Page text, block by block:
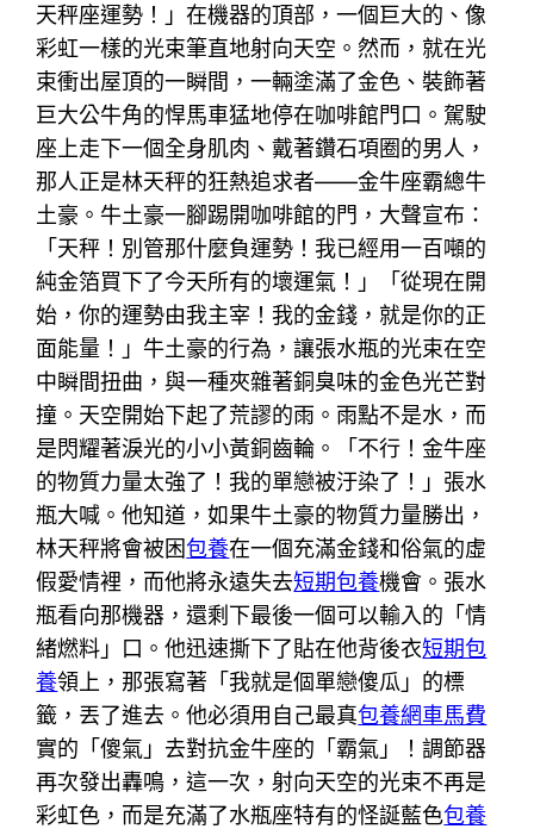
天秤座運勢！」在機器的頂部，一個巨大的、像
彩虹一樣的光束筆直地射向天空。然而，就在光
束衝出屋頂的一瞬間，一輛塗滿了金色、裝飾著
巨大公牛角的悍馬車猛地停在咖啡館門口。駕駛
座上走下一個全身肌肉、戴著鑽石項圈的男人，
那人正是林天秤的狂熱追求者——金牛座霸總牛
土豪。牛土豪一腳踢開咖啡館的門，大聲宣布：
「天秤！別管那什麼負運勢！我已經用一百噸的
純金箔買下了今天所有的壞運氣！」「從現在開
始，你的運勢由我主宰！我的金錢，就是你的正
面能量！」牛土豪的行為，讓張水瓶的光束在空
中瞬間扭曲，與一種夾雜著銅臭味的金色光芒對
撞。天空開始下起了荒謬的雨。雨點不是水，而
是閃耀著淚光的小小黃銅齒輪。「不行！金牛座
的物質力量太強了！我的單戀被汙染了！」張水
瓶大喊。他知道，如果牛土豪的物質力量勝出，
林天秤將會被困包養在一個充滿金錢和俗氣的虛
假愛情裡，而他將永遠失去短期包養機會。張水
瓶看向那機器，還剩下最後一個可以輸入的「情
緒燃料」口。他迅速撕下了貼在他背後衣短期包
養領上，那張寫著「我就是個單戀傻瓜」的標
籤，丟了進去。他必須用自己最真包養網車馬費
實的「傻氣」去對抗金牛座的「霸氣」！調節器
再次發出轟鳴，這一次，射向天空的光束不再是
彩虹色，而是充滿了水瓶座特有的怪誕藍色包養